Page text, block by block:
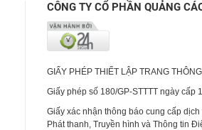
CÔNG TY CỔ PHẦN QUẢNG
GIẤY PHÉP THIẾT LẬP TRANG
Giấy phép số 180/GP-STTTT ngày cấp
Giấy xác nhận thông báo cung cấp
Phát thanh, Truyền hình và Thông tin